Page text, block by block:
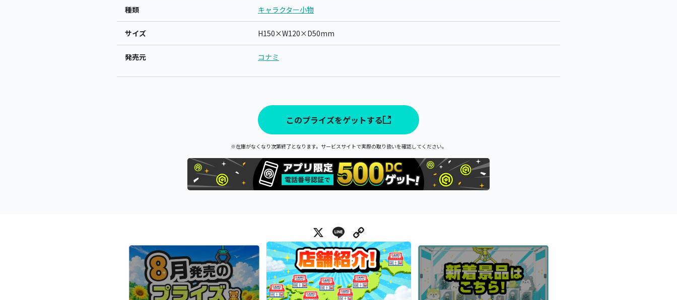
種類 キャラクター小物
サイズ H150×W120×D50mm
発売元 コナミ
このプライズをゲットする
※在庫がなくなり次第終了となります。サービスサイトで実際の取り扱いを確認してください。
X Line